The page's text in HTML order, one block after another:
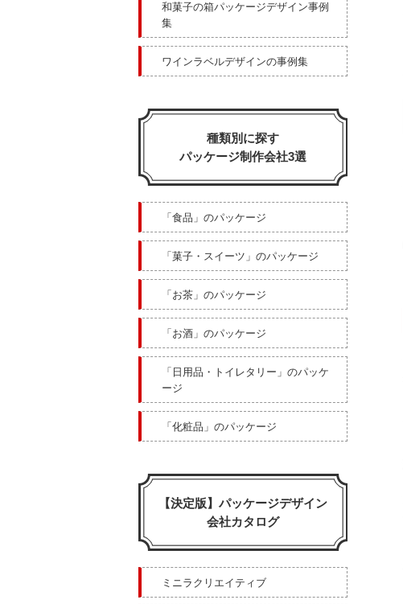
和菓子の箱パッケージデザイン事例
集
ワインラベルデザインの事例集
種類別に探す
パッケージ制作会社3選
「食品」のパッケージ
「菓子・スイーツ」のパッケージ
「お茶」のパッケージ
「お酒」のパッケージ
「日用品・トイレタリー」のパッケ
ージ
「化粧品」のパッケージ
【決定版】パッケージデザイン
会社カタログ
ミニラクリエイティブ